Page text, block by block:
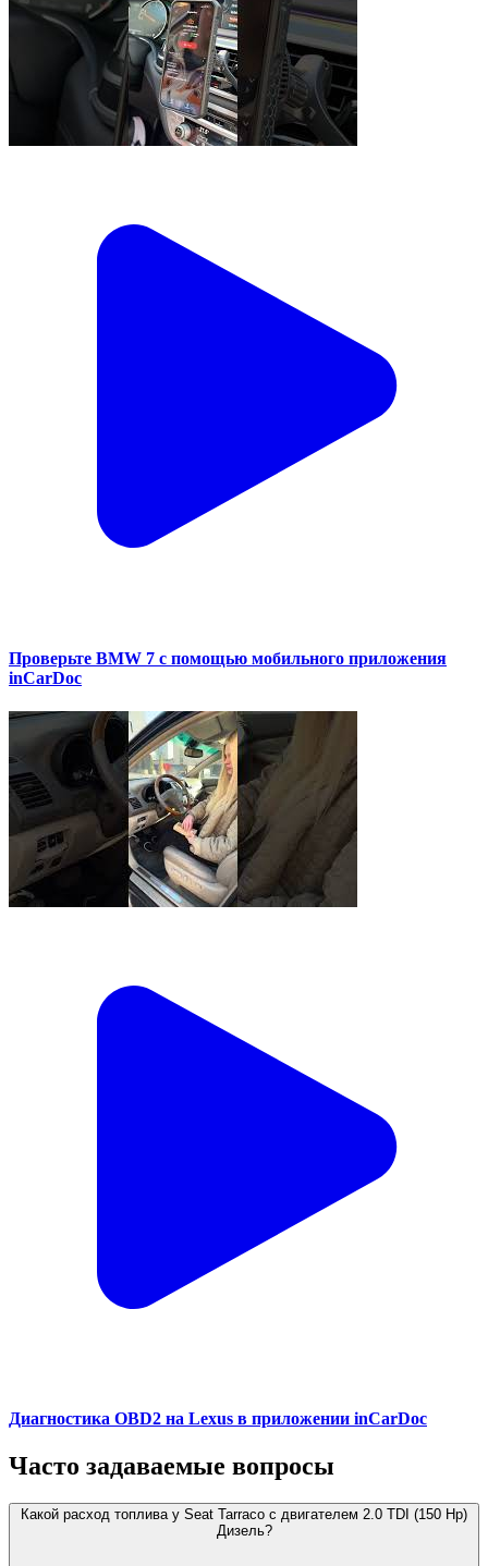
Проверьте BMW 7 с помощью мобильного приложения
inCarDoc
Диагностика OBD2 на Lexus в приложении inCarDoc
Часто задаваемые вопросы
Какой расход топлива у Seat Tarraco с двигателем 2.0 TDI (150 Hp)
Дизель?